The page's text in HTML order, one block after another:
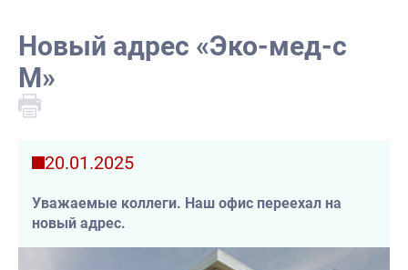
Новый адрес «Эко-мед-с
М»
20.01.2025
Уважаемые коллеги. Наш офис переехал на
новый адрес.